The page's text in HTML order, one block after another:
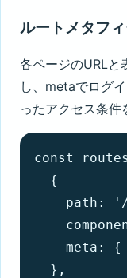
ルートメタフ
各ページのURLと
し、metaでログ
ったアクセス条件
const
  {
path:
meta: {
  },